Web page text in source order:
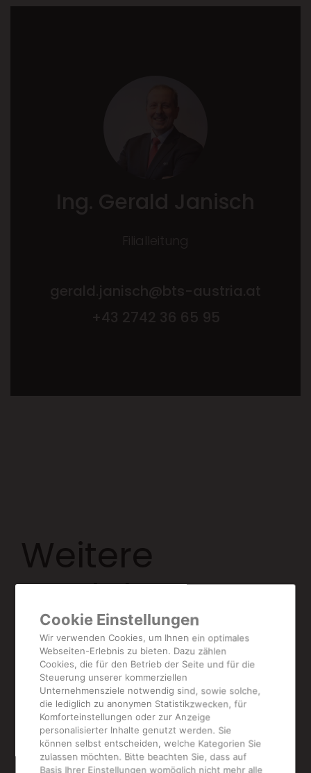
Cookie Einstellungen
Wir verwenden Cookies, um Ihnen ein optimales
Webseiten-Erlebnis zu bieten. Dazu zählen
Cookies, die für den Betrieb der Seite und für die
Steuerung unserer kommerziellen
Unternehmensziele notwendig sind, sowie solche,
die lediglich zu anonymen Statistikzwecken, für
Komforteinstellungen oder zur Anzeige
personalisierter Inhalte genutzt werden. Sie
können selbst entscheiden, welche Kategorien Sie
zulassen möchten. Bitte beachten Sie, dass auf
Basis Ihrer Einstellungen womöglich nicht mehr alle
Weitere
Produkte aus
dieser
Kategorie